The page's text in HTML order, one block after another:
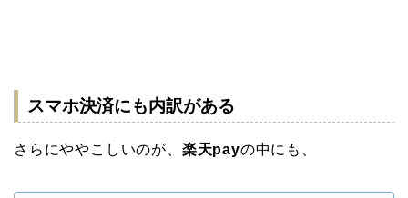
スマホ決済にも内訳がある
さらにややこしいのが、 楽天payの中にも、